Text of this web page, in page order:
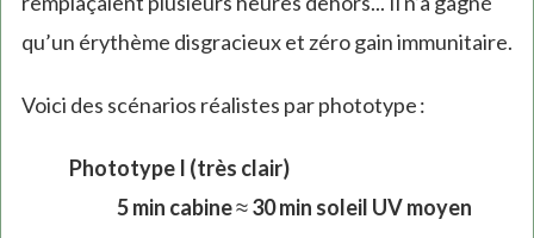
qu’un érythème disgracieux et zéro gain immunitaire.
Voici des scénarios réalistes par phototype :
Phototype I (très clair)
5 min cabine≈30 min soleil UV moyen